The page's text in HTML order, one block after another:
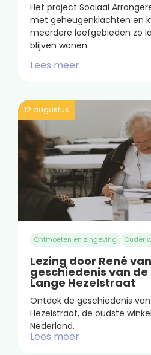
Het project Sociaal
met geheugenklachten en
meerdere leefgebieden zo
blijven wonen.
Lees meer
12 augustus
Ontmoeten en zingeving Ouder
Lezing door René
geschiedenis van
Lange Hezelstraat
Ontdek de geschiedenis
Hezelstraat, de oudste
Nederland.
Lees meer